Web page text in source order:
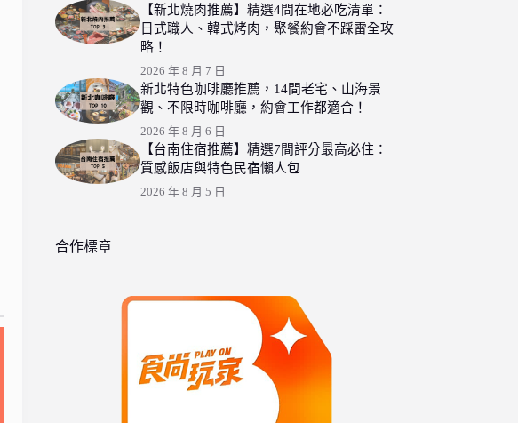
【新北燒肉推薦】精選4間在地必吃清單：
日式職人、韓式烤肉，聚餐約會不踩雷全攻
略！
2026 年 8 月 7 日
新北特色咖啡廳推薦，14間老宅、山海景
觀、不限時咖啡廳，約會工作都適合！
2026 年 8 月 6 日
【台南住宿推薦】精選7間評分最高必住：
質感飯店與特色民宿懶人包
2026 年 8 月 5 日
合作標章